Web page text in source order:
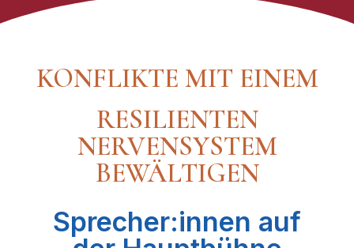
KONFLIKTE MIT EINEM
RESILIENTEN
NERVENSYSTEM
BEWÄLTIGEN
Sprecher:innen auf